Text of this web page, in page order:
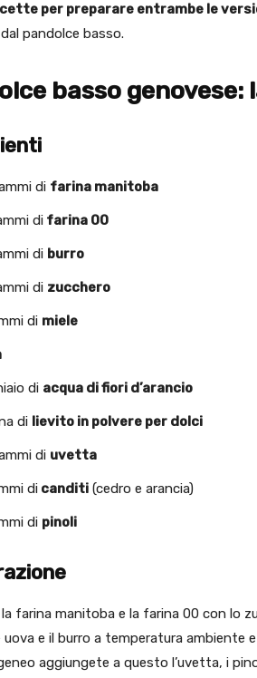
per preparare entrambe le
pandolce basso.
basso
di farina manitoba
di farina 00
di burro
di zucchero
di miele
di acqua di fiori d’arancio
di lievito in polvere per dolci
di uvetta
di canditi (cedro e arancia)
di pinoli
farina manitoba e la farina 00 con lo
uova e il burro a temperatura ambiente
aggiungete a questo l’uvetta, i